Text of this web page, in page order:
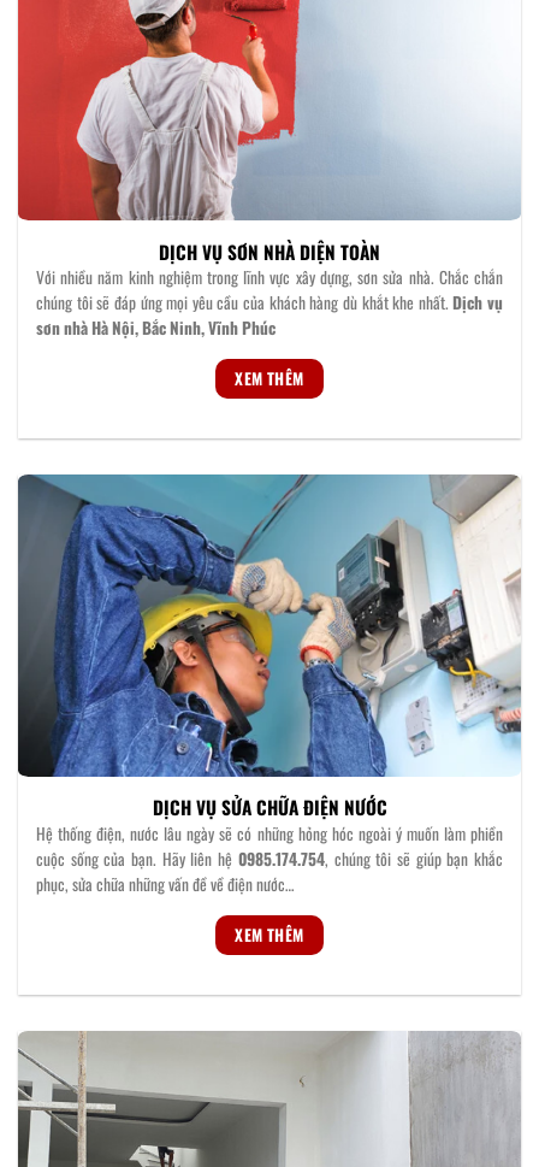
DỊCH VỤ SƠN NHÀ DIỆN TOÀN
Với nhiều năm kinh nghiệm trong lĩnh vực xây dựng, sơn sửa nhà. Chắc chắn
chúng tôi sẽ đáp ứng mọi yêu cầu của khách hàng dù khắt khe nhất.Dịch vụ
sơn nhà Hà Nội, Bắc Ninh, Vĩnh Phúc
XEM THÊM
DỊCH VỤ SỬA CHỮA ĐIỆN NƯỚC
Hệ thống điện, nước lâu ngày sẽ có những hỏng hóc ngoài ý muốn làm phiền
cuộc sống của bạn. Hãy liên hệ 0985.174.754, chúng tôi sẽ giúp bạn khắc
phục, sửa chữa những vấn đề về điện nước…
XEM THÊM